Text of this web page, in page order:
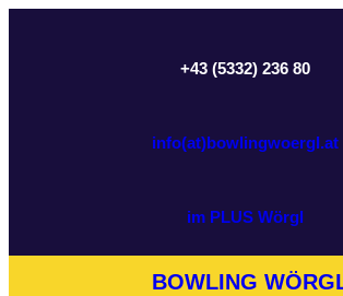
+43 (5332) 236 80
info(at)bowlingwoergl.at
im PLUS Wörgl
BOWLING